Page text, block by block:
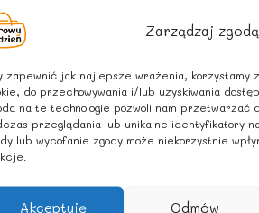
Zarządzaj zgodą
zapewnić jak najlepsze wrażenia, korzystamy
do przechowywania i/lub uzyskiwania
na te technologie pozwoli nam przetwarzać
przeglądania lub unikalne identyfikatory
lub wycofanie zgody może niekorzystnie
Akceptuję Odmów
76,65 g
13 g
0,12 g
alergenna: